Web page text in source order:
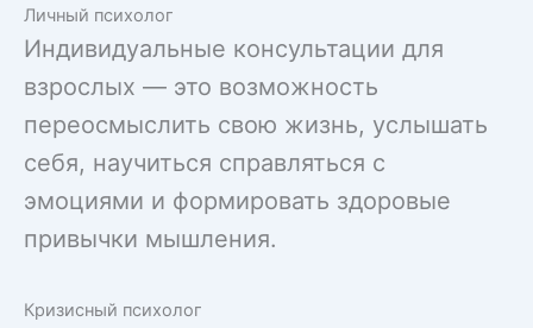
Личный психолог
Индивидуальные консультации для
взрослых — это возможность
переосмыслить свою жизнь, услышать
себя, научиться справляться с
эмоциями и формировать здоровые
привычки мышления.
Кризисный психолог